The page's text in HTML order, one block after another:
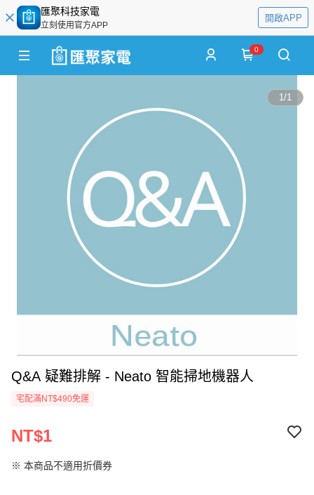
匯聚科技家電
立刻使用官方APP
開啟APP
0
1/1
Q&A 疑難排解 - Neato 智能掃地機器人
宅配滿NT$490免運
NT$1
※ 本商品不適用折價券